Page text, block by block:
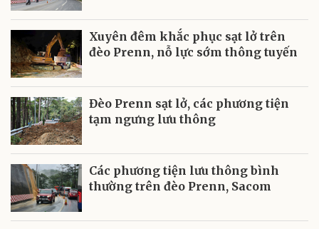
Xuyên đêm khắc phục sạt lở trên
đèo Prenn, nỗ lực sớm thông tuyến
Đèo Prenn sạt lở, các phương tiện
tạm ngưng lưu thông
Các phương tiện lưu thông bình
thường trên đèo Prenn, Sacom